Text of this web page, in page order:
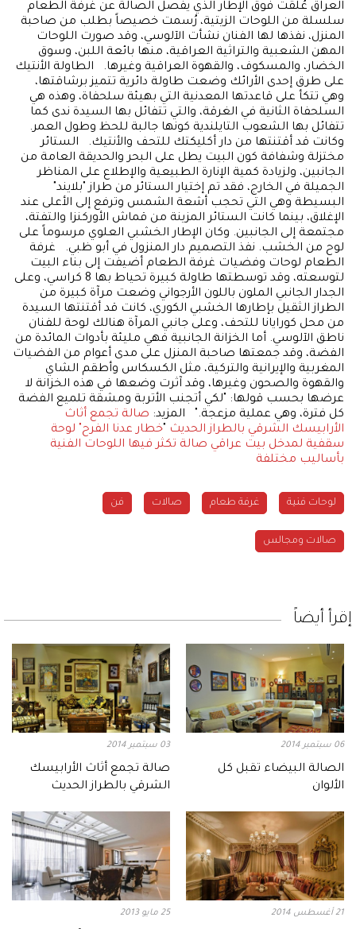
العراق عُلقت فوق الإطار الذي يفصل الصالة عن غرفة الطعام
سلسلة من اللوحات الزيتية، رُسمت خصيصاً بطلب من صاحبة
المنزل، نفذها لها الفنان نشأت الآلوسي، وقد صورت اللوحات
المهن الشعبية والتراثية العراقية، منها بائعة اللبن، وسوق
الخضار، والمسكوف، والقهوة العراقية وغيرها. الطاولة الأنتيك
على طرق إحدى الأرائك وضعت طاولة دائرية تتميز برشاقتها،
وهي تتكأ على قاعدتها المعدنية التي بهيئة سلحفاة، وهذه هي
السلحفاة الثانية في الغرقة، والتي تتفائل بها السيدة ندى كما
تتفائل بها الشعوب التايلندية كونها جالبة للحظ وطول العمر.
وكانت قد أقتنتها من دار أكليكتك للتحف والأنتيك. الستائر
مختزلة وشفافة كون البيت يطل على البحر والحديقة العامة من
الجانبين، ولزيادة كمية الإنارة الطبيعية والإطلاع على المناظر
الجميلة في الخارج، فقد تم إختيار الستائر من طراز "بلايند"
البسيطة وهي التي تحجب أشعة الشمس وترفع إلى الأعلى عند
الإغلاق، بينما كانت الستائر المزينة من قماش الأوركنزا والتفتة،
مجتمعة إلى الجانبين. وكان الإطار الخشبي العلوي مرسوماً على
لوح من الخشب. نفذ التصميم دار المنزول في أبو ظبي. غرفة
الطعام لوحات وفضيات غرفة الطعام أضيفت إلى بناء البيت
لتوسعته، وقد توسطتها طاولة كبيرة تحياط بها 8 كراسي، وعلى
الجدار الجانبي الملون باللون الأرجواني وضعت مرآة كبيرة من
الطراز الثقيل بإطارها الخشبي الكوري، كانت قد أقتنتها السيدة
من محل كورايانا للتحف، وعلى جانبي المرآة هنالك لوحة للفنان
ناطق الآلوسي. أما الخزانة الجانبية فهي مليئة بأدوات المائدة من
الفضة، وقد جمعتها صاحبة المنزل على مدى أعوام من الفضيات
المغربية والإيرانية والتركية، مثل الكسكاس وأطقم الشاي
والقهوة والصحون وغيرها، وقد آثرت وضعها في هذه الخزانة لا
عرضها بحسب قولها: "لكي أتجنب الأتربة ومشقة تلميع الفضة
كل فترة، وهي عملية مزعجة." المزيد: صالة تجمع أثاث
الأرابيسك الشرقي بالطراز الحديث
خطار عدنا الفرح" لوحة
سقفية لمدخل بيت عراقي صالة تكثر فيها اللوحات الفنية
بأساليب مختلفة
لوحات فنية غرفة طعام صالات فن
صالات ومجالس
إقرأ أيضاً
06 سبتمبر 2014
الصالة البيضاء تقبل كل
الألوان
03 سبتمبر 2014
صالة تجمع أثاث الأرابيسك
الشرقي بالطراز الحديث
21 أغسطس 2014 25 مايو 2013